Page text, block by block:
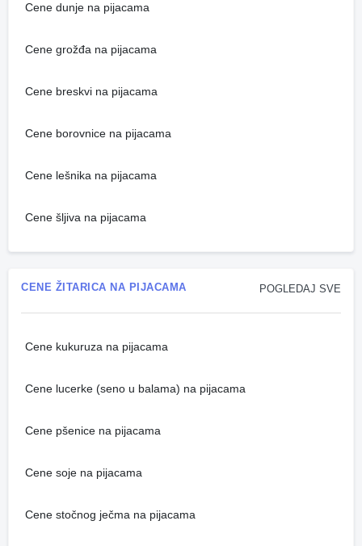
Cene dunje na pijacama
Cene grožđa na pijacama
Cene breskvi na pijacama
Cene borovnice na pijacama
Cene lešnika na pijacama
Cene šljiva na pijacama
POGLEDAJ SVE
CENE ŽITARICA NA PIJACAMA
Cene kukuruza na pijacama
Cene lucerke (seno u balama) na pijacama
Cene pšenice na pijacama
Cene soje na pijacama
Cene stočnog ječma na pijacama